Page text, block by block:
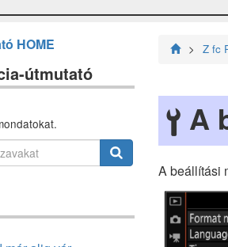
HOME
útmutató
Z fc
B A
A beállítási